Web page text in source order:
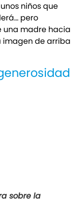
niños que
pero
una madre hacia
imagen de arriba
sobre la